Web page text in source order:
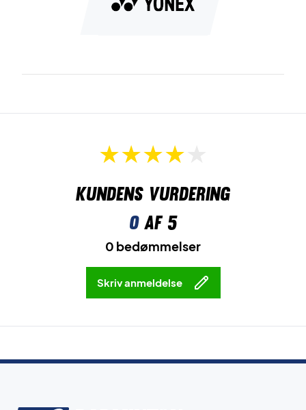
Kundens vurdering
0af 5
0 bedømmelser
Skriv anmeldelse